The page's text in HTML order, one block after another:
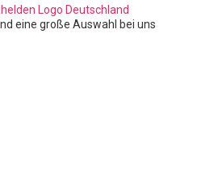
eine große Auswahl bei uns